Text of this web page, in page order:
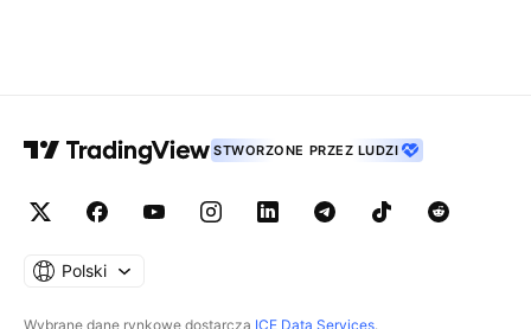
STWORZONE PRZEZ LUDZI
Polski
Wybrane dane rynkowe dostarcza ICE Data Services.